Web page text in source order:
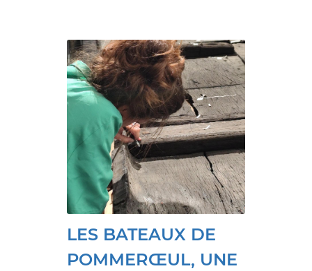
LES BATEAUX DE
POMMERŒUL, UNE